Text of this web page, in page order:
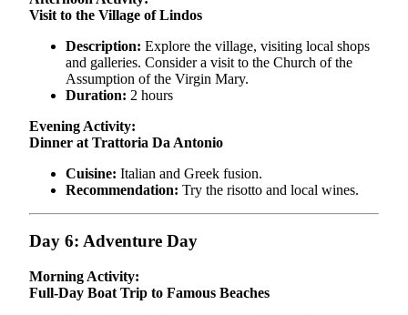
Visit to the Village of Lindos
Description: Explore the village, visiting local shops
and galleries. Consider a visit to the Church of the
Assumption of the Virgin Mary.
Duration: 2 hours
Evening Activity:
Dinner at Trattoria Da Antonio
Cuisine: Italian and Greek fusion.
Recommendation: Try the risotto and local wines.
Day 6: Adventure Day
Morning Activity:
Full-Day Boat Trip to Famous Beaches